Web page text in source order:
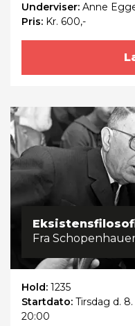
Underviser: Anne
Pris: Kr. 600,-
Fra
Hold: 1235
Startdato: Tirsdag d.
20:00